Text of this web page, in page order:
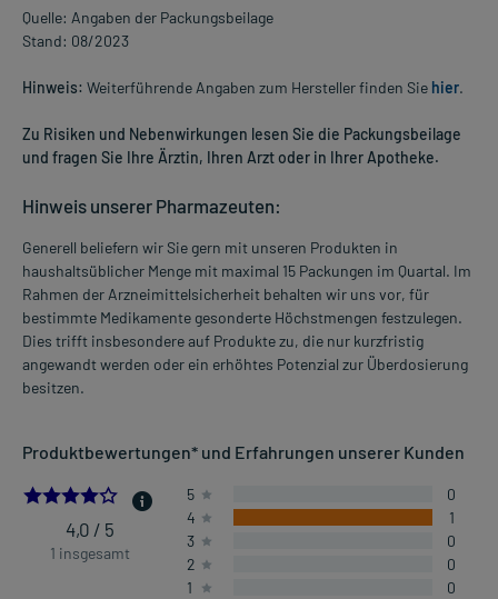
Quelle: Angaben der Packungsbeilage
Stand: 08/2023
Hinweis: Weiterführende Angaben zum Hersteller finden Sie hier.
Zu Risiken und Nebenwirkungen lesen Sie die Packungsbeilage
und fragen Sie Ihre Ärztin, Ihren Arzt oder in Ihrer Apotheke.
Hinweis unserer Pharmazeuten:
Generell beliefern wir Sie gern mit unseren Produkten in
haushaltsüblicher Menge mit maximal 15 Packungen im Quartal. Im
Rahmen der Arzneimittelsicherheit behalten wir uns vor, für
bestimmte Medikamente gesonderte Höchstmengen festzulegen.
Dies trifft insbesondere auf Produkte zu, die nur kurzfristig
angewandt werden oder ein erhöhtes Potenzial zur Überdosierung
besitzen.
Produktbewertungen* und Erfahrungen unserer Kunden
4.0
4,0 / 5
1 insgesamt
5
0
4
1
3
0
2
0
1
0